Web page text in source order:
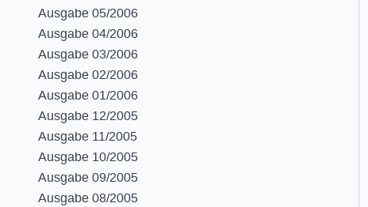
Ausgabe 05/2006
Ausgabe 04/2006
Ausgabe 03/2006
Ausgabe 02/2006
Ausgabe 01/2006
Ausgabe 12/2005
Ausgabe 11/2005
Ausgabe 10/2005
Ausgabe 09/2005
Ausgabe 08/2005